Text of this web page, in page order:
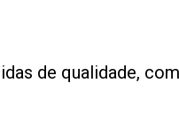
de qualidade,